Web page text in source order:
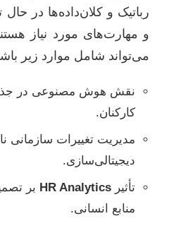
رباتیک و کلان‌داده‌ها در
و مهارت‌های مورد نیاز
می‌تواند شامل موارد زیر
نقش هوش مصنوعی در
کارکنان.
مدیریت تغییرات سازمانی
دیجیتالی‌سازی.
تأثیر HR Analytics بر
منابع انسانی.